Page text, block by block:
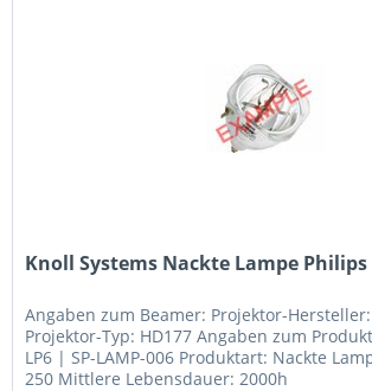
Knoll Systems Nackte Lampe Philips
Angaben zum Beamer: Projektor-
Projektor-Typ: HD177 Angaben zum
LP6 | SP-LAMP-006 Produktart: Nackte
250 Mittlere Lebensdauer: 2000h